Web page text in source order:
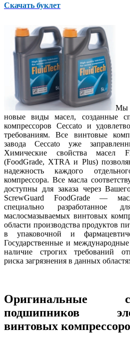
Скачать буклет
Мы
новые виды масел, созданные
компрессоров Ceccato и
требованиям. Все винтовые
завода Ceccato уже
Химические свойства масел
(FoodGrade, XTRA и Plus)
надежность каждого
компрессора. Все масла
доступны для заказа через
ScrewGuard FoodGrade —
специально
маслосмазываемых винтовых
области производства продуктов
в упаковочной и
Государственные и
наличие строгих требований
риска загрязнения в данных
Оригинальные
подшипников
винтовых